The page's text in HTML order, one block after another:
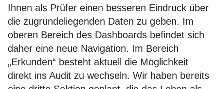
Ihnen als Prüfer einen besseren Eindruck über
die zugrundeliegenden Daten zu geben. Im
oberen Bereich des Dashboards befindet sich
daher eine neue Navigation. Im Bereich
„Erkunden“ besteht aktuell die Möglichkeit
direkt ins Audit zu wechseln. Wir haben bereits